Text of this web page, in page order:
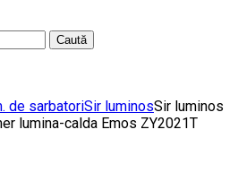
Caută
de sarbatoriSir luminosSir luminos
lumina-calda Emos ZY2021T